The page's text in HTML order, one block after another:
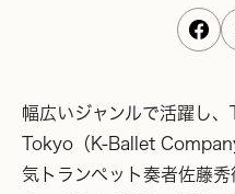
幅広いジャンルで活躍し
Tokyo（K-Ballet
気トランペット奏者佐藤